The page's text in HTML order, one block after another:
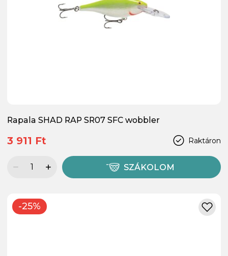
Rapala SHAD RAP SR07 SFC wobbler
Raktáron
3 911 Ft
SZÁKOLOM
-25%